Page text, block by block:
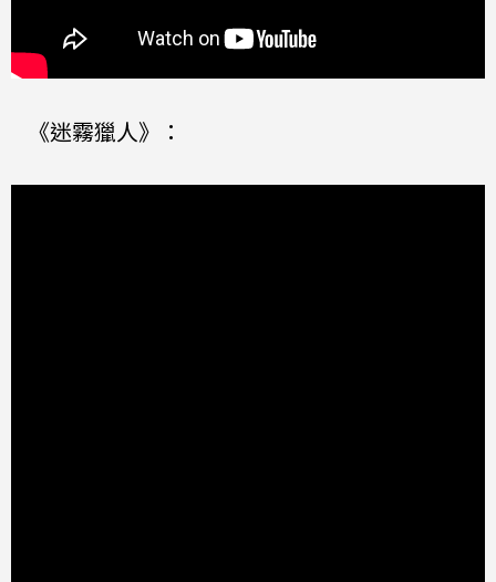
《迷霧獵人》：